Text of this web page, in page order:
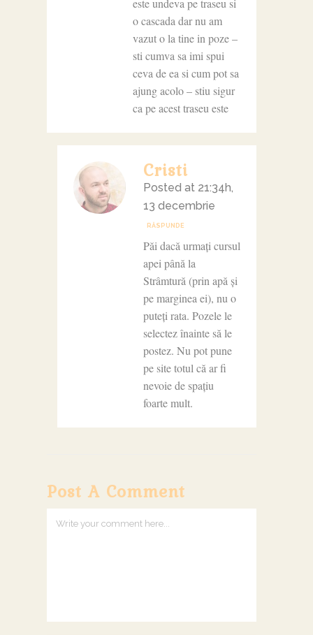
este undeva pe traseu si
o cascada dar nu am
vazut o la tine in poze –
sti cumva sa imi spui
ceva de ea si cum pot sa
ajung acolo – stiu sigur
ca pe acest traseu este
Cristi
Posted at 21:34h,
13 decembrie
RĂSPUNDE
Păi dacă urmați cursul
apei până la
Strâmtură (prin apă și
pe marginea ei), nu o
puteți rata. Pozele le
selectez înainte să le
postez. Nu pot pune
pe site totul că ar fi
nevoie de spațiu
foarte mult.
Post A Comment